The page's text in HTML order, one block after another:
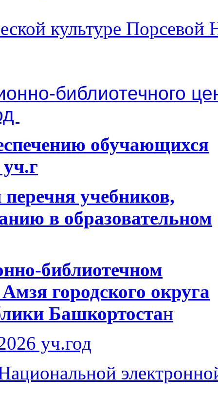
культуре Порсевой
библиотечного
обучающихся
учебников,
в образовательном
библиотечном
городского округа
Башкортостан
уч.год